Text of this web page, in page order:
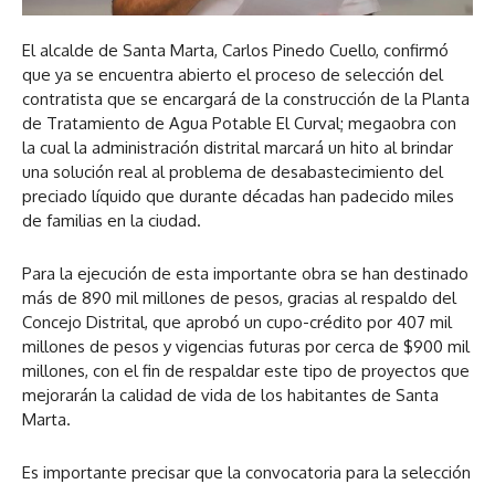
El alcalde de Santa Marta, Carlos Pinedo Cuello, confirmó
que ya se encuentra abierto el proceso de selección del
contratista que se encargará de la construcción de la Planta
de Tratamiento de Agua Potable El Curval; megaobra con
la cual la administración distrital marcará un hito al brindar
una solución real al problema de desabastecimiento del
preciado líquido que durante décadas han padecido miles
de familias en la ciudad.
Para la ejecución de esta importante obra se han destinado
más de 890 mil millones de pesos, gracias al respaldo del
Concejo Distrital, que aprobó un cupo-crédito por 407 mil
millones de pesos y vigencias futuras por cerca de $900 mil
millones, con el fin de respaldar este tipo de proyectos que
mejorarán la calidad de vida de los habitantes de Santa
Marta.
Es importante precisar que la convocatoria para la selección